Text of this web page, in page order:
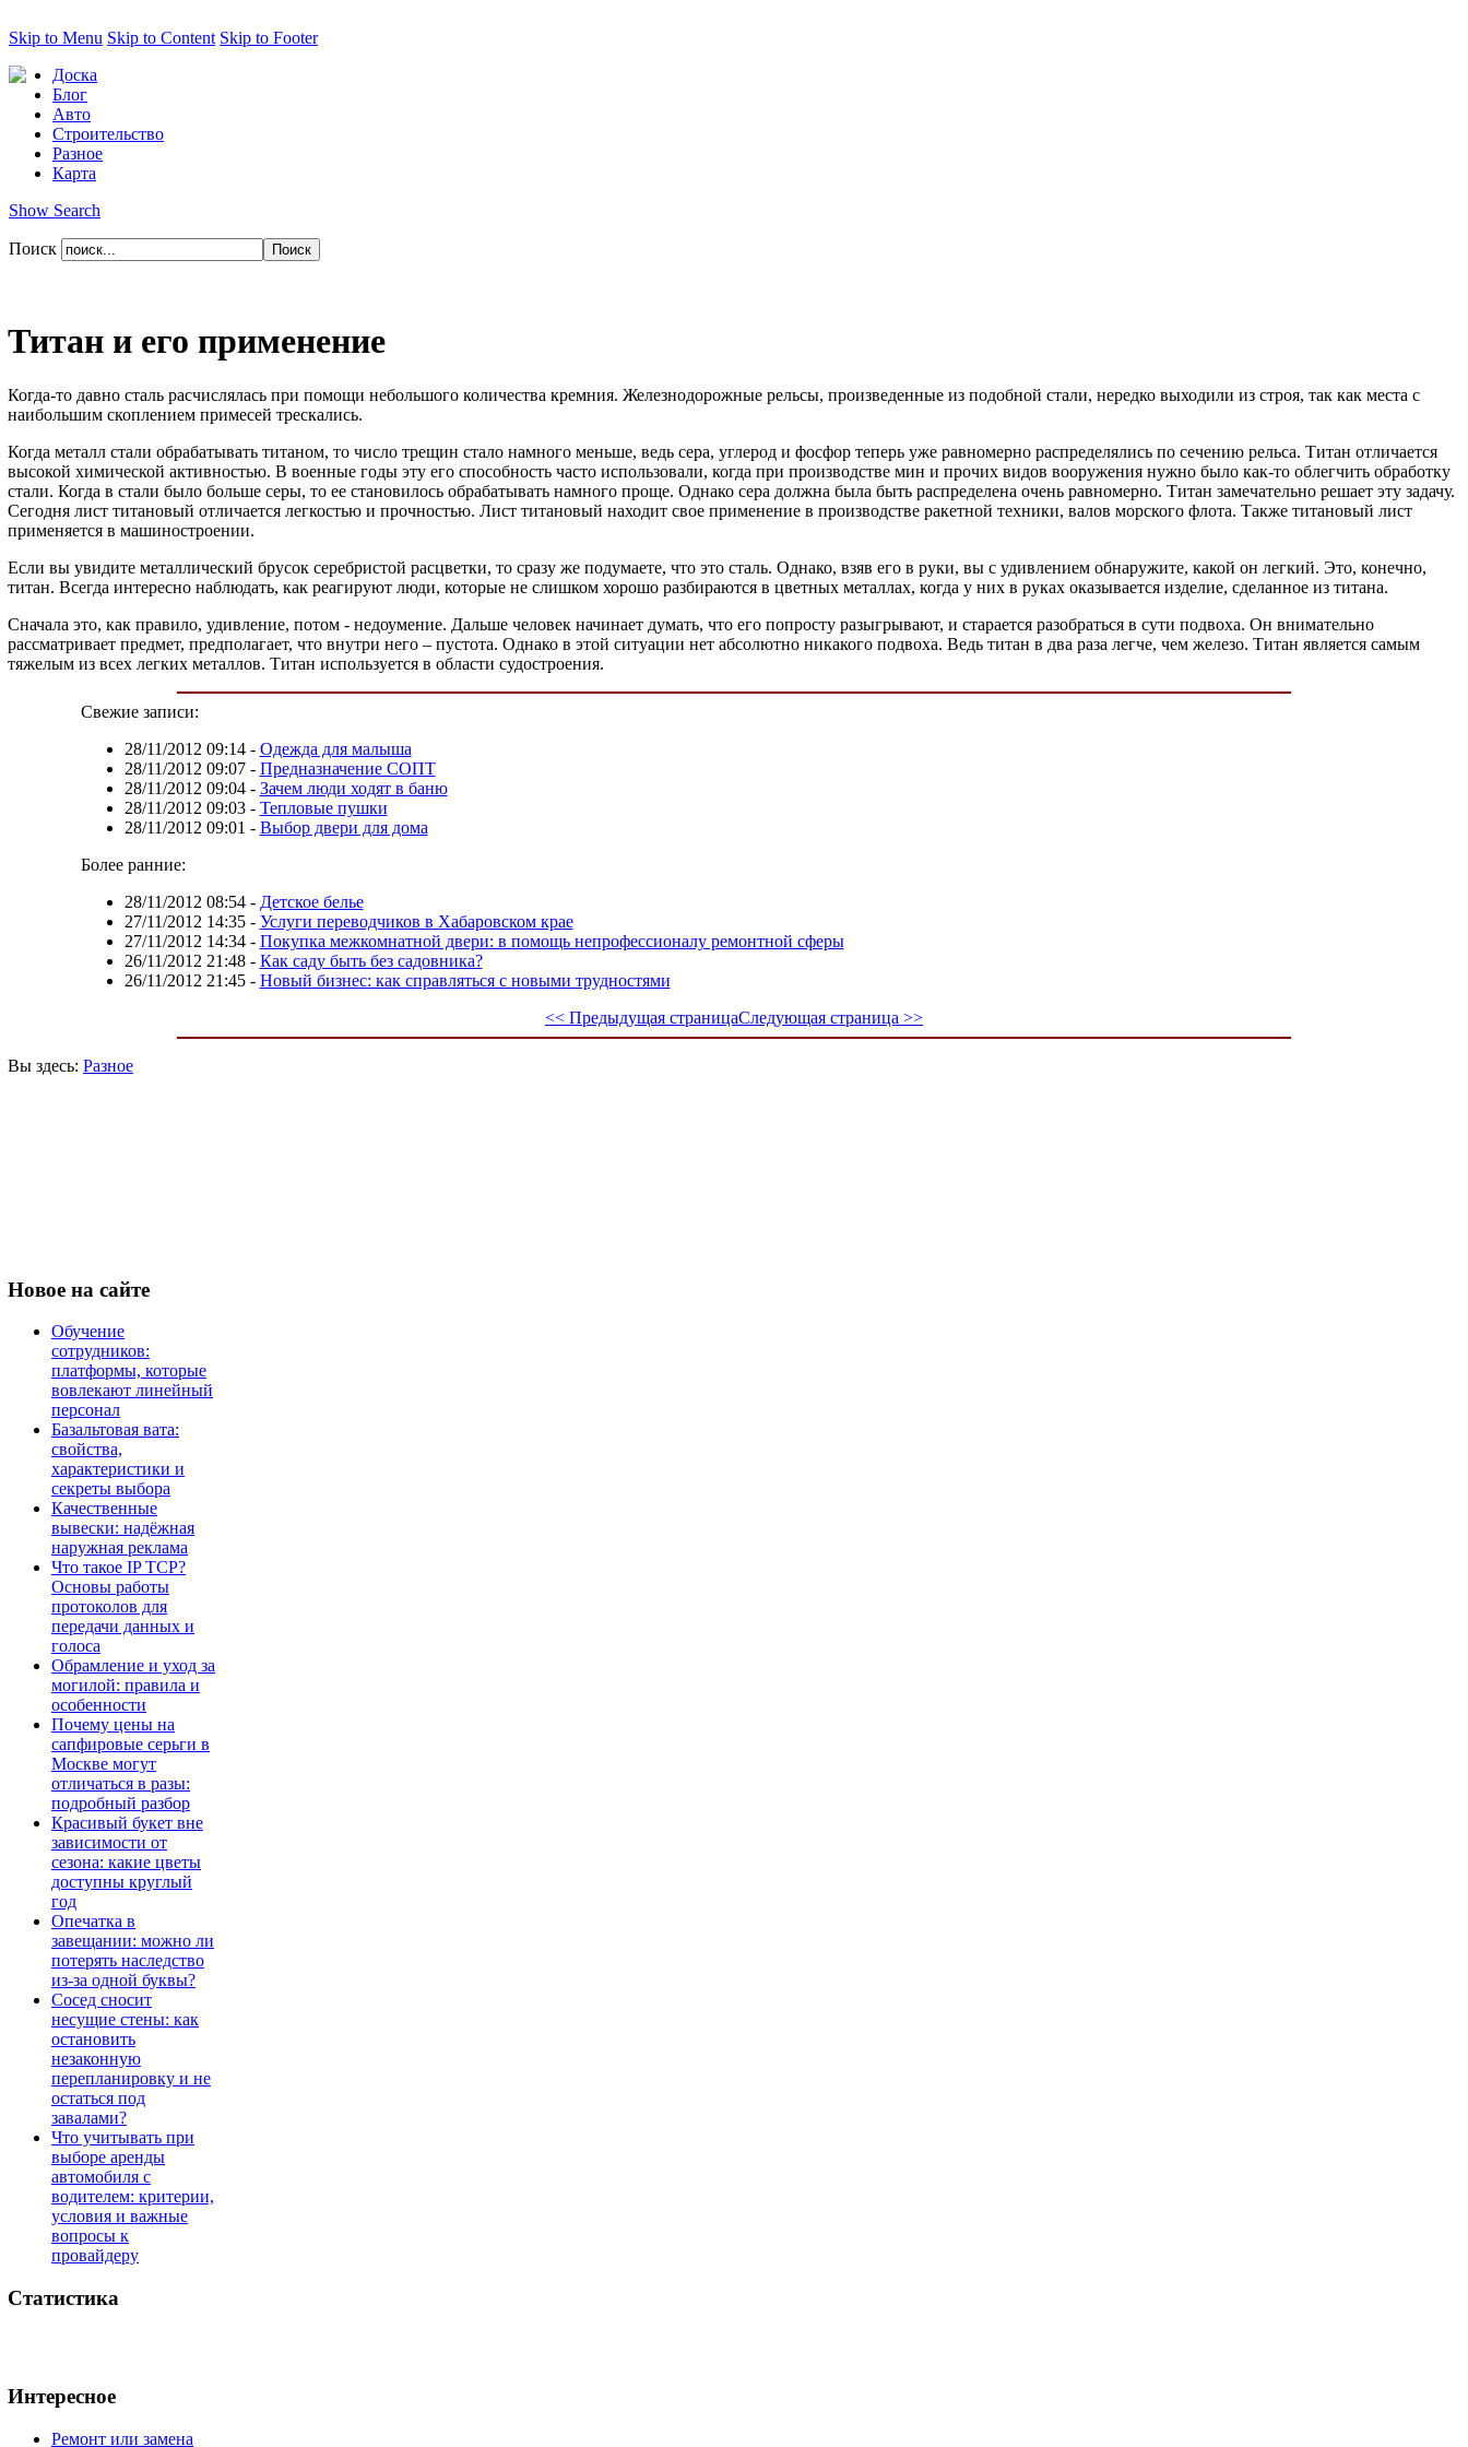
Skip to Menu Skip to Content Skip to Footer
Доска
Блог
Авто
Строительство
Разное
Карта
Show Search
Поиск
Титан и его применение
Когда-то давно сталь расчислялась при помощи небольшого количества кремния. Железнодорожные рельсы, произведенные из подобной стали, нередко выходили из строя, так как места с
наибольшим скоплением примесей трескались.
Когда металл стали обрабатывать титаном, то число трещин стало намного меньше, ведь сера, углерод и фосфор теперь уже равномерно распределялись по сечению рельса. Титан отличается
высокой химической активностью. В военные годы эту его способность часто использовали, когда при производстве мин и прочих видов вооружения нужно было как-то облегчить обработку
стали. Когда в стали было больше серы, то ее становилось обрабатывать намного проще. Однако сера должна была быть распределена очень равномерно. Титан замечательно решает эту задачу.
Сегодня лист титановый отличается легкостью и прочностью. Лист титановый находит свое применение в производстве ракетной техники, валов морского флота. Также титановый лист
применяется в машиностроении.
Если вы увидите металлический брусок серебристой расцветки, то сразу же подумаете, что это сталь. Однако, взяв его в руки, вы с удивлением обнаружите, какой он легкий. Это, конечно,
титан. Всегда интересно наблюдать, как реагируют люди, которые не слишком хорошо разбираются в цветных металлах, когда у них в руках оказывается изделие, сделанное из титана.
Сначала это, как правило, удивление, потом - недоумение. Дальше человек начинает думать, что его попросту разыгрывают, и старается разобраться в сути подвоха. Он внимательно
рассматривает предмет, предполагает, что внутри него – пустота. Однако в этой ситуации нет абсолютно никакого подвоха. Ведь титан в два раза легче, чем железо. Титан является самым
тяжелым из всех легких металлов. Титан используется в области судостроения.
Свежие записи:
28/11/2012 09:14- Одежда для малыша
28/11/2012 09:07- Предназначение СОПТ
28/11/2012 09:04- Зачем люди ходят в баню
28/11/2012 09:03- Тепловые пушки
28/11/2012 09:01 - Выбор двери для дома
Более ранние:
28/11/2012 08:54- Детское белье
27/11/2012 14:35- Услуги переводчиков в Хабаровском крае
27/11/2012 14:34- Покупка межкомнатной двери: в помощь непрофессионалу ремонтной сферы
26/11/2012 21:48- Как саду быть без садовника?
26/11/2012 21:45- Новый бизнес: как справляться с новыми трудностями
<< Предыдущая страницаСледующая страница >>
Вы здесь: Разное
Новое на сайте
Обучение
сотрудников:
платформы, которые
вовлекают линейный
персонал
Базальтовая вата:
свойства,
характеристики и
секреты выбора
Качественные
вывески: надёжная
наружная реклама
Что такое IP TCP?
Основы работы
протоколов для
передачи данных и
голоса
Обрамление и уход за
могилой: правила и
особенности
Почему цены на
сапфировые серьги в
Москве могут
отличаться в разы:
подробный разбор
Красивый букет вне
зависимости от
сезона: какие цветы
доступны круглый
год
Опечатка в
завещании: можно ли
потерять наследство
из-за одной буквы?
Сосед сносит
несущие стены: как
остановить
незаконную
перепланировку и не
остаться под
завалами?
Что учитывать при
выборе аренды
автомобиля с
водителем: критерии,
условия и важные
вопросы к
провайдеру
Статистика
Интересное
Ремонт или замена